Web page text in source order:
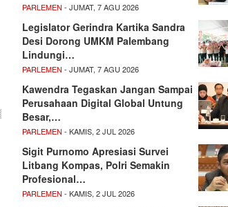
PARLEMEN - JUMAT, 7 AGU 2026
Legislator Gerindra Kartika Sandra
Desi Dorong UMKM Palembang
Lindungi…
PARLEMEN - JUMAT, 7 AGU 2026
Kawendra Tegaskan Jangan Sampai
Perusahaan Digital Global Untung
Besar,…
PARLEMEN - KAMIS, 2 JUL 2026
Sigit Purnomo Apresiasi Survei
Litbang Kompas, Polri Semakin
Profesional…
PARLEMEN - KAMIS, 2 JUL 2026